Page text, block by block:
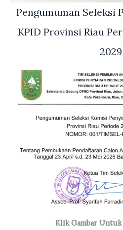
Pengumuman Seleksi
KPID Provinsi Riau
2029
Klik Gambar